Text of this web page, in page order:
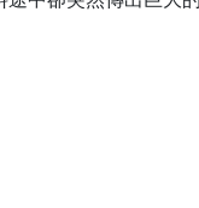
中卻突然傳出巨大的